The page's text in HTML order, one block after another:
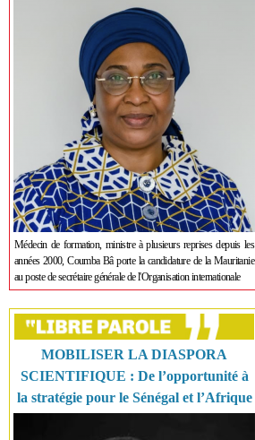
Médecin de formation, ministre à plusieurs reprises depuis les
années 2000, Coumba Bâ porte la candidature de la Mauritanie
au poste de secrétaire générale de l'Organisation internationale
MOBILISER LA DIASPORA
SCIENTIFIQUE : De l’opportunité à
la stratégie pour le Sénégal et l’Afrique